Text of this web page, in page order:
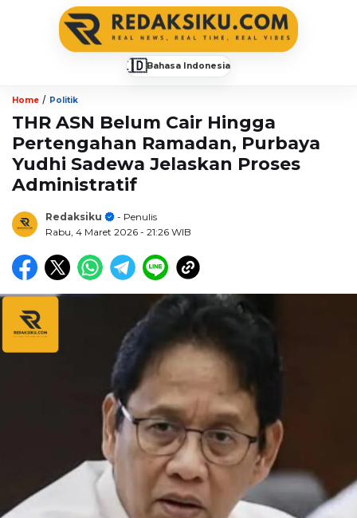
🇮🇩Bahasa Indonesia
Home / Politik
THR ASN Belum Cair Hingga
Pertengahan Ramadan, Purbaya
Yudhi Sadewa Jelaskan Proses
Administratif
Redaksiku
- Penulis
Rabu, 4 Maret 2026 - 21:26 WIB